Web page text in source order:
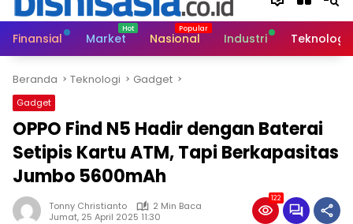
Finansial Market Nasional Industri Teknologi
Beranda Teknologi Gadget
Gadget
OPPO Find N5 Hadir dengan Baterai
Setipis Kartu ATM, Tapi Berkapasitas
Jumbo 5600mAh
Tonny Christianto
2 Min Baca
Jumat, 25 April 2025 11:30
122